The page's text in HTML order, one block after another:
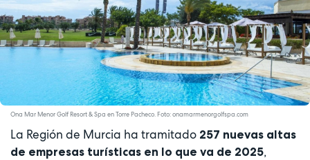
Ona Mar Menor Golf Resort & Spa en Torre Pacheco. Foto: onamarmenorgolfspa.com
La Región de Murcia ha tramitado 257 nuevas altas
de empresas turísticas en lo que va de 2025,